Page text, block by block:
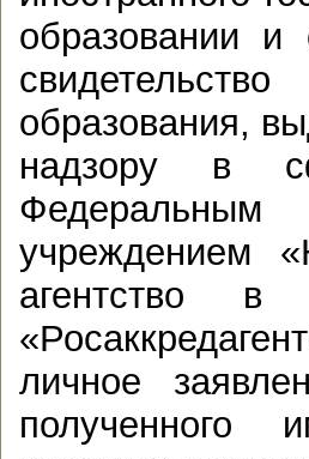
образовании и
образования,
надзору в
Федеральным
учреждением
агентство в
личное
полученного